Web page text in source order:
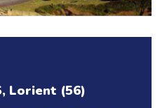
Lorient (56)